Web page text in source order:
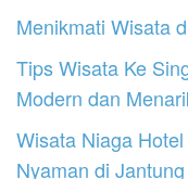
Menikmati Wisata
Tips Wisata Ke
Modern dan
Wisata Niaga
Nyaman di